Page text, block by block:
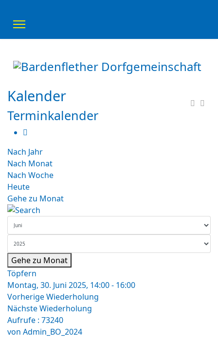
Kalender
Terminkalender
Nach Jahr
Nach Monat
Nach Woche
Heute
Gehe zu Monat
Gehe zu Monat
Töpfern
Montag, 30. Juni 2025, 14:00 - 16:00
Vorherige Wiederholung
Nächste Wiederholung
Aufrufe : 73240
von Admin_BO_2024